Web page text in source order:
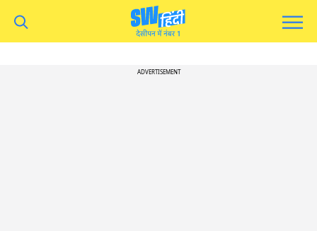
ADVERTISEMENT